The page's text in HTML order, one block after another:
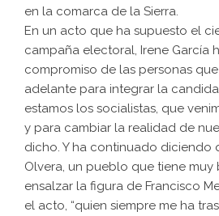
en la comarca de la Sierra.
En un acto que ha supuesto el
campaña electoral, Irene García
compromiso de las personas
adelante para integrar la
estamos los socialistas, que
y para cambiar la realidad de
dicho. Y ha continuado diciendo
Olvera, un pueblo que tiene muy
ensalzar la figura de Francisco
el acto, “quien siempre me ha